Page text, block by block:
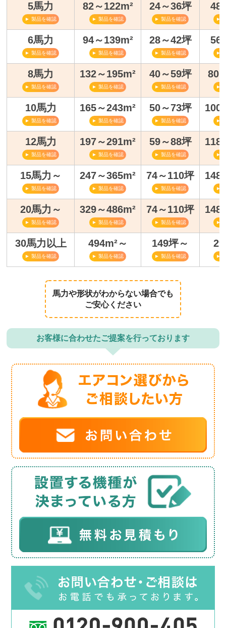
5馬力
► 製品を確認
82～122m²
► 製品を確認
24～36坪
► 製品を確認
48
►
6馬力
► 製品を確認
94～139m²
► 製品を確認
28～42坪
► 製品を確認
56
►
8馬力
► 製品を確認
132～195m²
► 製品を確認
40～59坪
► 製品を確認
80
►
10馬力
► 製品を確認
165～243m²
► 製品を確認
50～73坪
► 製品を確認
100
►
12馬力
► 製品を確認
197～291m²
► 製品を確認
59～88坪
► 製品を確認
118
►
15馬力～
► 製品を確認
247～365m²
► 製品を確認
74～110坪
► 製品を確認
148
►
20馬力～
► 製品を確認
329～486m²
► 製品を確認
74～110坪
► 製品を確認
148
►
30馬力以上
► 製品を確認
494m²～
► 製品を確認
149坪～
► 製品を確認 ►
馬力や形状がわからない場合でも
ご安心ください
お客様に合わせたご提案を行っております